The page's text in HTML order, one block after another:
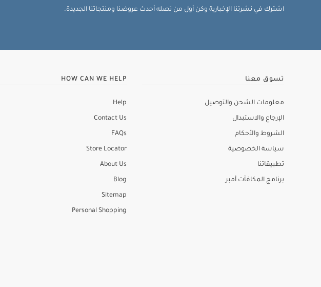
اشترك في نشرتنا الإخبارية وكن أول من تصله أحدث عروضنا ومنتجاتنا الجديدة.
تسوق معنا
معلومات الشحن والتوصيل
الإرجاع والاستبدال
الشروط والأحكام
سياسة الخصوصية
تطبيقاتنا
برنامج المكافآت أمبر
HOW CAN WE HELP
Help
Contact Us
FAQs
Store Locator
About Us
Blog
Sitemap
Personal Shopping